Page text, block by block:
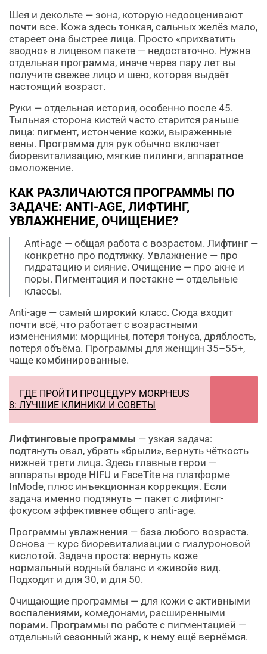
Шея и декольте — зона, которую недооценивают
почти все. Кожа здесь тонкая, сальных желёз мало,
стареет она быстрее лица. Просто «прихватить
заодно» в лицевом пакете — недостаточно. Нужна
отдельная программа, иначе через пару лет вы
получите свежее лицо и шею, которая выдаёт
настоящий возраст.
Руки — отдельная история, особенно после 45.
Тыльная сторона кистей часто старится раньше
лица: пигмент, истончение кожи, выраженные
вены. Программа для рук обычно включает
биоревитализацию, мягкие пилинги, аппаратное
омоложение.
КАК РАЗЛИЧАЮТСЯ ПРОГРАММЫ ПО
ЗАДАЧЕ: ANTI-AGE, ЛИФТИНГ,
УВЛАЖНЕНИЕ, ОЧИЩЕНИЕ?
Anti-age — общая работа с возрастом. Лифтинг —
конкретно про подтяжку. Увлажнение — про
гидратацию и сияние. Очищение — про акне и
поры. Пигментация и постакне — отдельные
классы.
Anti-age — самый широкий класс. Сюда входит
почти всё, что работает с возрастными
изменениями: морщины, потеря тонуса, дряблость,
потеря объёма. Программы для женщин 35–55+,
чаще комбинированные.
ГДЕ ПРОЙТИ ПРОЦЕДУРУ MORPHEUS
8: ЛУЧШИЕ КЛИНИКИ И СОВЕТЫ
Лифтинговые программы — узкая задача:
подтянуть овал, убрать «брыли», вернуть чёткость
нижней трети лица. Здесь главные герои —
аппараты вроде HIFU и FaceTite на платформе
InMode, плюс инъекционная коррекция. Если
задача именно подтянуть — пакет с лифтинг-
фокусом эффективнее общего anti-age.
Программы увлажнения — база любого возраста.
Основа — курс биоревитализации с гиалуроновой
кислотой. Задача проста: вернуть коже
нормальный водный баланс и «живой» вид.
Подходит и для 30, и для 50.
Очищающие программы — для кожи с активными
воспалениями, комедонами, расширенными
порами. Программы по работе с пигментацией —
отдельный сезонный жанр, к нему ещё вернёмся.